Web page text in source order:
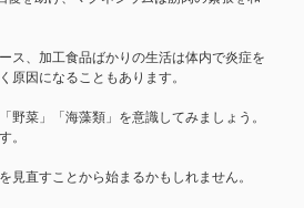
ス、加工食品ばかりの生活は体内で炎症を
原因になることもあります。
野菜」「海藻類」を意識してみましょう。
。
見直すことから始まるかもしれません。